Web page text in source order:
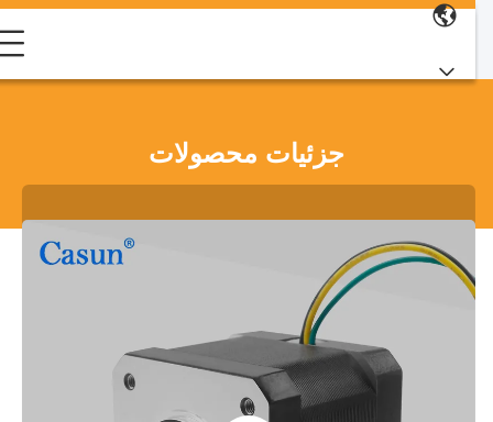
جزئیات محصولات